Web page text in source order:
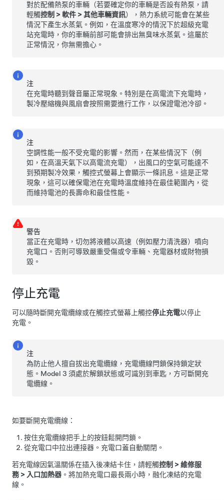
對於配備熱泵的車輛（若要確定你的車輛是否設有熱泵，請
輕觸控制 >軟件 >其他車輛資訊），熱力系統可能會在某些
情況下產生水蒸氣。例如，在溫度寒冷的情況下於超級充電
站充電時，你的車輛前部可能會排出無臭味水蒸氣。這屬於
正常情況，你無需擔心。
注
在充電時聽到聲音屬正常現象。特別是在高電流下充電時，
製冷壓縮機與風扇會按照需要進行工作，以保證電池冷卻。
注
空調性能一般不受充電的影響。然而，在某些情況下（例
如，在高溫天氣下以高電流充電），出風口的空氣可能達不
到預期製冷效果，觸控式螢幕 上會顯示一條訊息。這是正常
現象，這可以確保電池在充電時溫度維持在最佳範圍內，從
而維持電池的長壽命和最佳性能。
警告
當正在充電時，切勿將液體以高速（例如壓力清洗器）噴向
充電口。否則可導致嚴重受傷或令車輛、充電器材或財物損
毀。
停止充電
可以隨時斷開充電纜線或在觸控式螢幕上觸控停止充電以停止
充電。
注
為防止他人擅自拔出充電纜線，充電纜線閂鎖保持鎖定狀
態。 Model 3 須處於解鎖狀態或可識別到車匙，方可斷開充
電纜線。
如要斷開充電纜線：
按住充電纜線把手上的按鈕鬆開閂鎖。
從充電口中拉出連接器。 充電口蓋自動關閉。
若充電線因氣溫關係在插入後凍結卡住，請輕觸控制 > 維修服
務 > 入口加熱器 。將加熱充電口最長兩小時，融化凍結的充電
線。